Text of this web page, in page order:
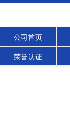
公司首页
荣誉认证